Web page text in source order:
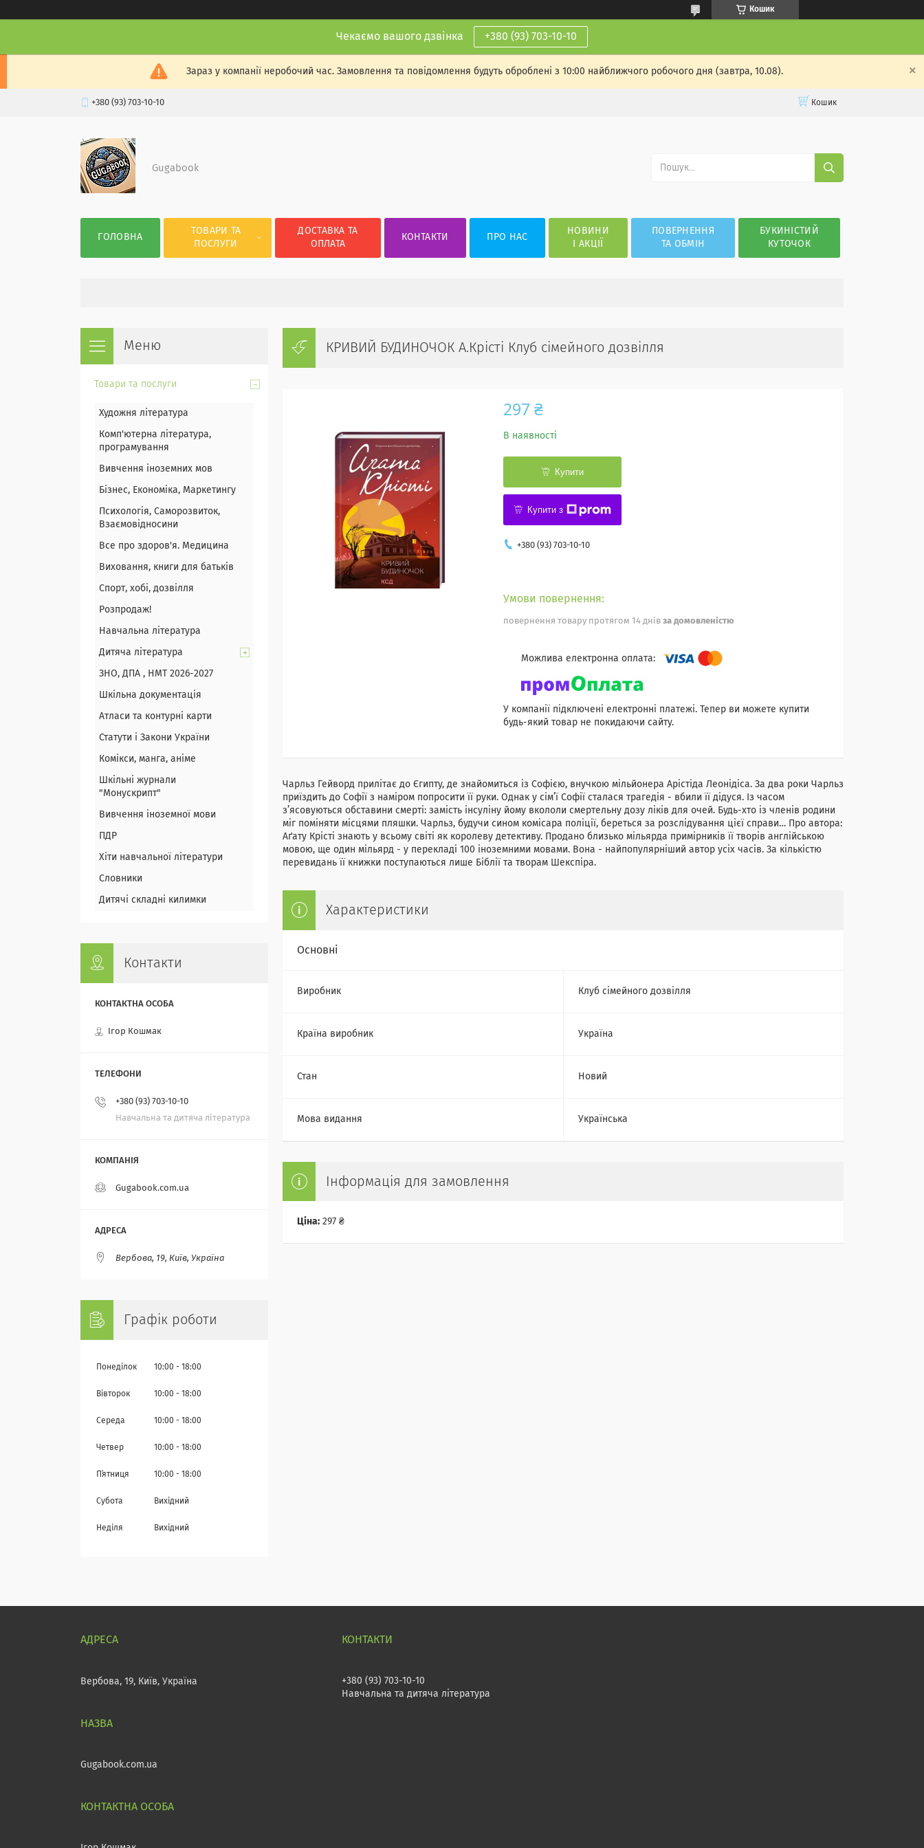
Кошик
Чекаємо вашого дзвінка +380 (93) 703-10-10
Зараз у компанії неробочий час. Замовлення та повідомлення будуть оброблені з 10:00 найближчого робочого дня (завтра, 10.08).
+380 (93) 703-10-10 Кошик
Gugabook
ГОЛОВНА
ТОВАРИ ТА
ПОСЛУГИ
ДОСТАВКА ТА
ОПЛАТА
КОНТАКТИ ПРО НАС
НОВИНИ
І АКЦІЇ
ПОВЕРНЕННЯ
ТА ОБМІН
БУКИНІСТИЙ
КУТОЧОК
КРИВИЙ БУДИНОЧОК А.Крісті Клуб сімейного дозвілля
297 ₴
В наявності
Купити
Купити з
+380 (93) 703-10-10
повернення товару протягом 14 днів за домовленістю
У компанії підключені електронні платежі. Тепер ви можете купити
будь-який товар не покидаючи сайту.
Чарльз Гейворд прилітає до Єгипту, де знайомиться із Софією, внучкою мільйонера Арістіда Леонідіса. За два роки Чарльз
приїздить до Софії з наміром попросити її руки. Однак у сім’ї Софії сталася трагедія - вбили її дідуся. Із часом
з’ясовуються обставини смерті: замість інсуліну йому вкололи смертельну дозу ліків для очей. Будь-хто із членів родини
міг поміняти місцями пляшки. Чарльз, будучи сином комісара поліції, береться за розслідування цієї справи… Про автора:
Аґату Крісті знають у всьому світі як королеву детективу. Продано близько мільярда примірників її творів англійською
мовою, ще один мільярд - у перекладі 100 іноземними мовами. Вона - найпопулярніший автор усіх часів. За кількістю
перевидань її книжки поступаються лише Біблії та творам Шекспіра.
Характеристики
Основні
Виробник Клуб сімейного дозвілля
Країна виробник Україна
Стан Новий
Мова видання Українська
Інформація для замовлення
Ціна: 297 ₴
Товари та послуги
Художня література
Комп'ютерна література,
програмування
Вивчення іноземних мов
Бізнес, Економіка, Маркетингу
Психологія, Саморозвиток,
Взаємовідносини
Все про здоров'я. Медицина
Виховання, книги для батьків
Спорт, хобі, дозвілля
Розпродаж!
Навчальна література
Дитяча література
ЗНО, ДПА , НМТ 2026-2027
Шкільна документація
Атласи та контурні карти
Статути і Закони України
Комікси, манга, аніме
Шкільні журнали
"Монускрипт"
Вивчення іноземної мови
ПДР
Хіти навчальної літератури
Словники
Дитячі складні килимки
Контакти
Ігор Кошмак
+380 (93) 703-10-10
Навчальна та дитяча література
Gugabook.com.ua
Вербова, 19, Київ, Україна
Графік роботи
Понеділок 10:00 18:00
Вівторок 10:00 18:00
Середа 10:00 18:00
Четвер 10:00 18:00
Пʼятниця 10:00 18:00
Субота Вихідний
Неділя Вихідний
Вербова, 19, Київ, Україна
Gugabook.com.ua
+380 (93) 703-10-10
Навчальна та дитяча література